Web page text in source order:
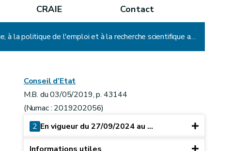
CRAIE Contact
Décret relatif au contrôle des législations et réglementations relatives à la politique économique, à la politique de l'emploi et à la recherche scientifique ainsi qu'à l'instauration d'amendes administratives applicables en cas d'infraction à ces législations et réglementations
Conseil d’Etat
M.B. du 03/05/2019, p. 43144
(Numac : 2019202056)
2 En vigueur du 27/09/2024 au ...
Informations utiles